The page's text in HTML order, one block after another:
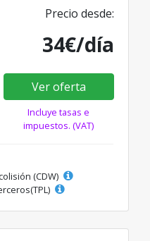
Precio desde:
34€/día
Ver oferta
Incluye tasas e
impuestos. (VAT)
(CDW)